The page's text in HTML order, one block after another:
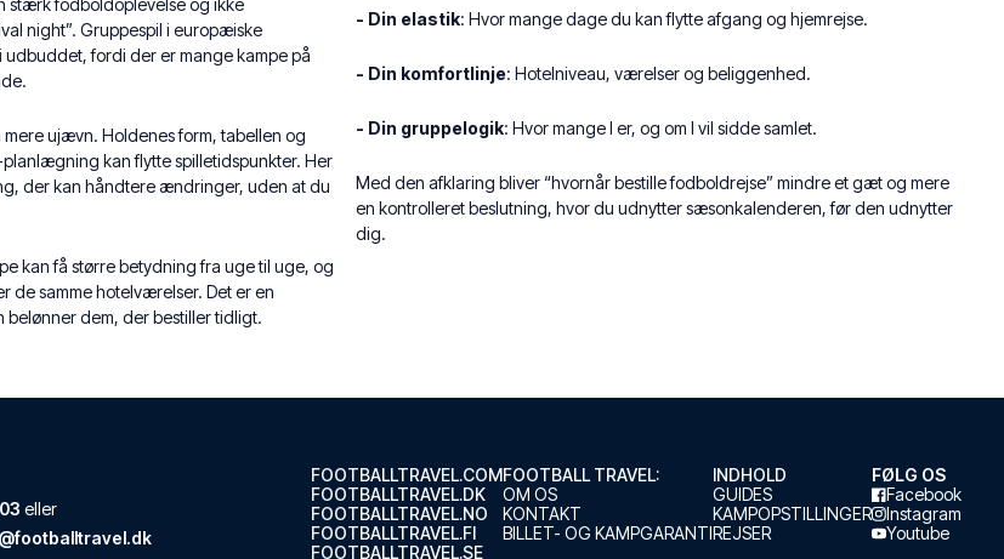
stærk fodboldoplevelse og ikke
night”. Gruppespil i europæiske
fordi der er mange kampe på
ujævn. Holdenes form, tabellen og
kan flytte spilletidspunkter. Her
der kan håndtere ændringer, uden at du
kan få større betydning fra uge til uge, og
de samme hotelværelser. Det er en
belønner dem, der bestiller tidligt.
- Din elastik: Hvor mange dage du kan flytte afgang og hjemrejse.
- Din komfortlinje: Hotelniveau, værelser og beliggenhed.
- Din gruppelogik: Hvor mange I er, og om I vil sidde samlet.
Med den afklaring bliver “hvornår bestille fodboldrejse” mindre et gæt og mere
en kontrolleret beslutning, hvor du udnytter sæsonkalenderen, før den udnytter
dig.
eller
FOOTBALLTRAVEL.COM
FOOTBALLTRAVEL.DK
FOOTBALLTRAVEL.NO
FOOTBALLTRAVEL.FI
FOOTBALLTRAVEL.SE
FOOTBALL TRAVEL:
OM OS
KONTAKT
BILLET- OG KAMPGARANTI
INDHOLD
GUIDES
KAMPOPSTILLINGER
REJSER
FØLG OS
Facebook
Instagram
Youtube